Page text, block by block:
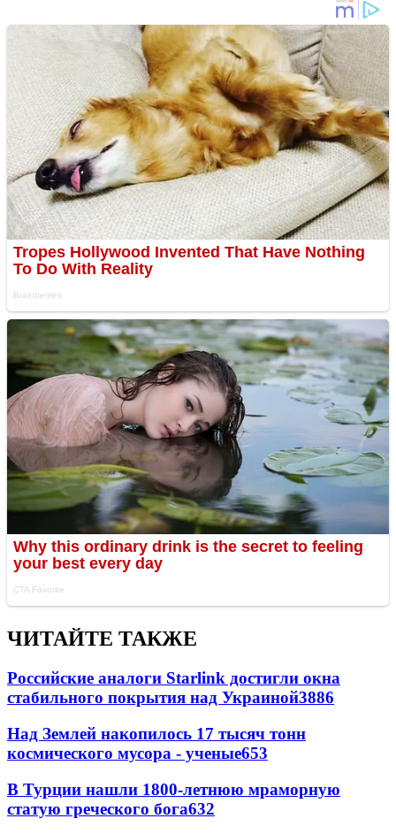
ЧИТАЙТЕ ТАКЖЕ
Российские аналоги Starlink достигли окна
стабильного покрытия над Украиной3886
Над Землей накопилось 17 тысяч тонн
космического мусора - ученые653
В Турции нашли 1800-летнюю мраморную
статую греческого бога632